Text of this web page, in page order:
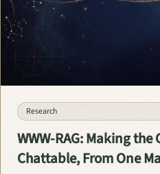
Research
WWW-RAG: Making the
Chattable, From One